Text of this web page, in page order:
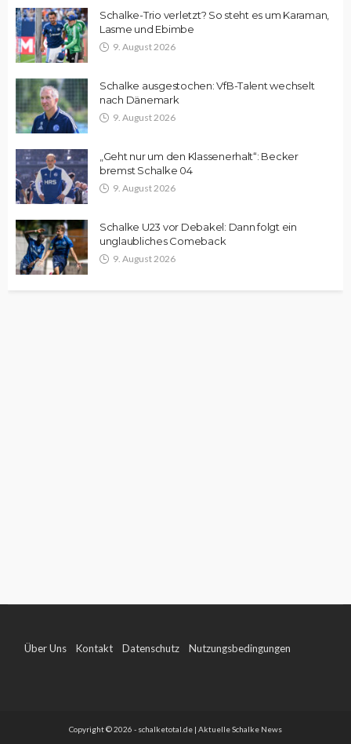
Schalke-Trio verletzt? So steht es um Karaman,
Lasme und Ebimbe
9. August 2026
Schalke ausgestochen: VfB-Talent wechselt
nach Dänemark
9. August 2026
„Geht nur um den Klassenerhalt“: Becker
bremst Schalke 04
9. August 2026
Schalke U23 vor Debakel: Dann folgt ein
unglaubliches Comeback
9. August 2026
Über Uns Kontakt Datenschutz Nutzungsbedingungen
Copyright © 2026 - schalketotal.de | Aktuelle Schalke News